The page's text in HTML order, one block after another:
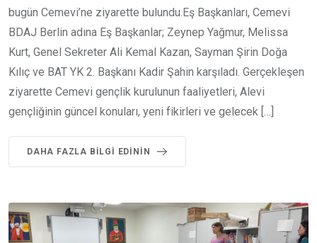
bugün Cemevi’ne ziyarette bulundu.Eş Başkanları, Cemevi
BDAJ Berlin adına Eş Başkanlar; Zeynep Yağmur, Melissa
Kurt, Genel Sekreter Ali Kemal Kazan, Sayman Şirin Doğa
Kılıç ve BAT YK 2. Başkanı Kadir Şahin karşıladı. Gerçekleşen
ziyarette Cemevi gençlik kurulunun faaliyetleri, Alevi
gençliğinin güncel konuları, yeni fikirleri ve gelecek […]
DAHA FAZLA BILGI EDININ